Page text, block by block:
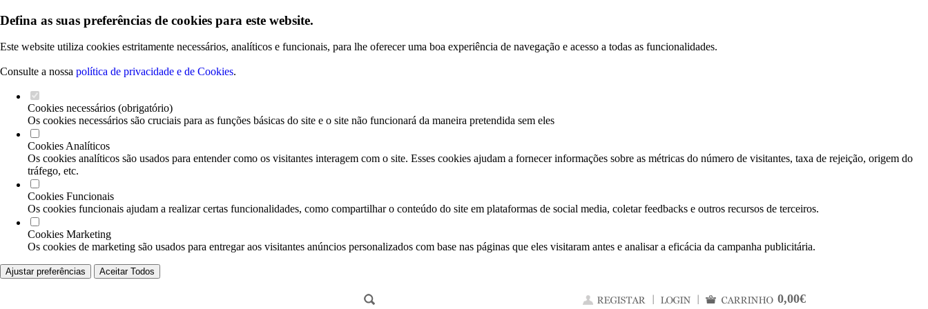
Defina as suas preferências de cookies para este website.
Este website utiliza cookies estritamente necessários, analíticos e funcionais, para lhe oferecer uma boa experiência de navegação e acesso a todas as funcionalidades.
Consulte a nossa política de privacidade e de Cookies.
Cookies necessários (obrigatório)
Os cookies necessários são cruciais para as funções básicas do site e o site não funcionará da maneira pretendida sem eles
Cookies Analíticos
Os cookies analíticos são usados para entender como os visitantes interagem com o site. Esses cookies ajudam a fornecer informações sobre as métricas do número de visitantes, taxa de rejeição, origem do
tráfego, etc.
Cookies Funcionais
Os cookies funcionais ajudam a realizar certas funcionalidades, como compartilhar o conteúdo do site em plataformas de social media, coletar feedbacks e outros recursos de terceiros.
Cookies Marketing
Os cookies de marketing são usados para entregar aos visitantes anúncios personalizados com base nas páginas que eles visitaram antes e analisar a eficácia da campanha publicitária.
Ajustar preferências Aceitar Todos
0,00€